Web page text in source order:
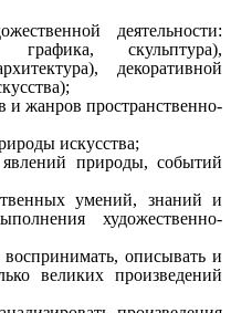
деятельности:
графика, скульптура),
декоративной
и жанров пространственно-
искусства;
явлений природы, событий
умений, знаний и
художественно-
воспринимать, описывать и
великих произведений